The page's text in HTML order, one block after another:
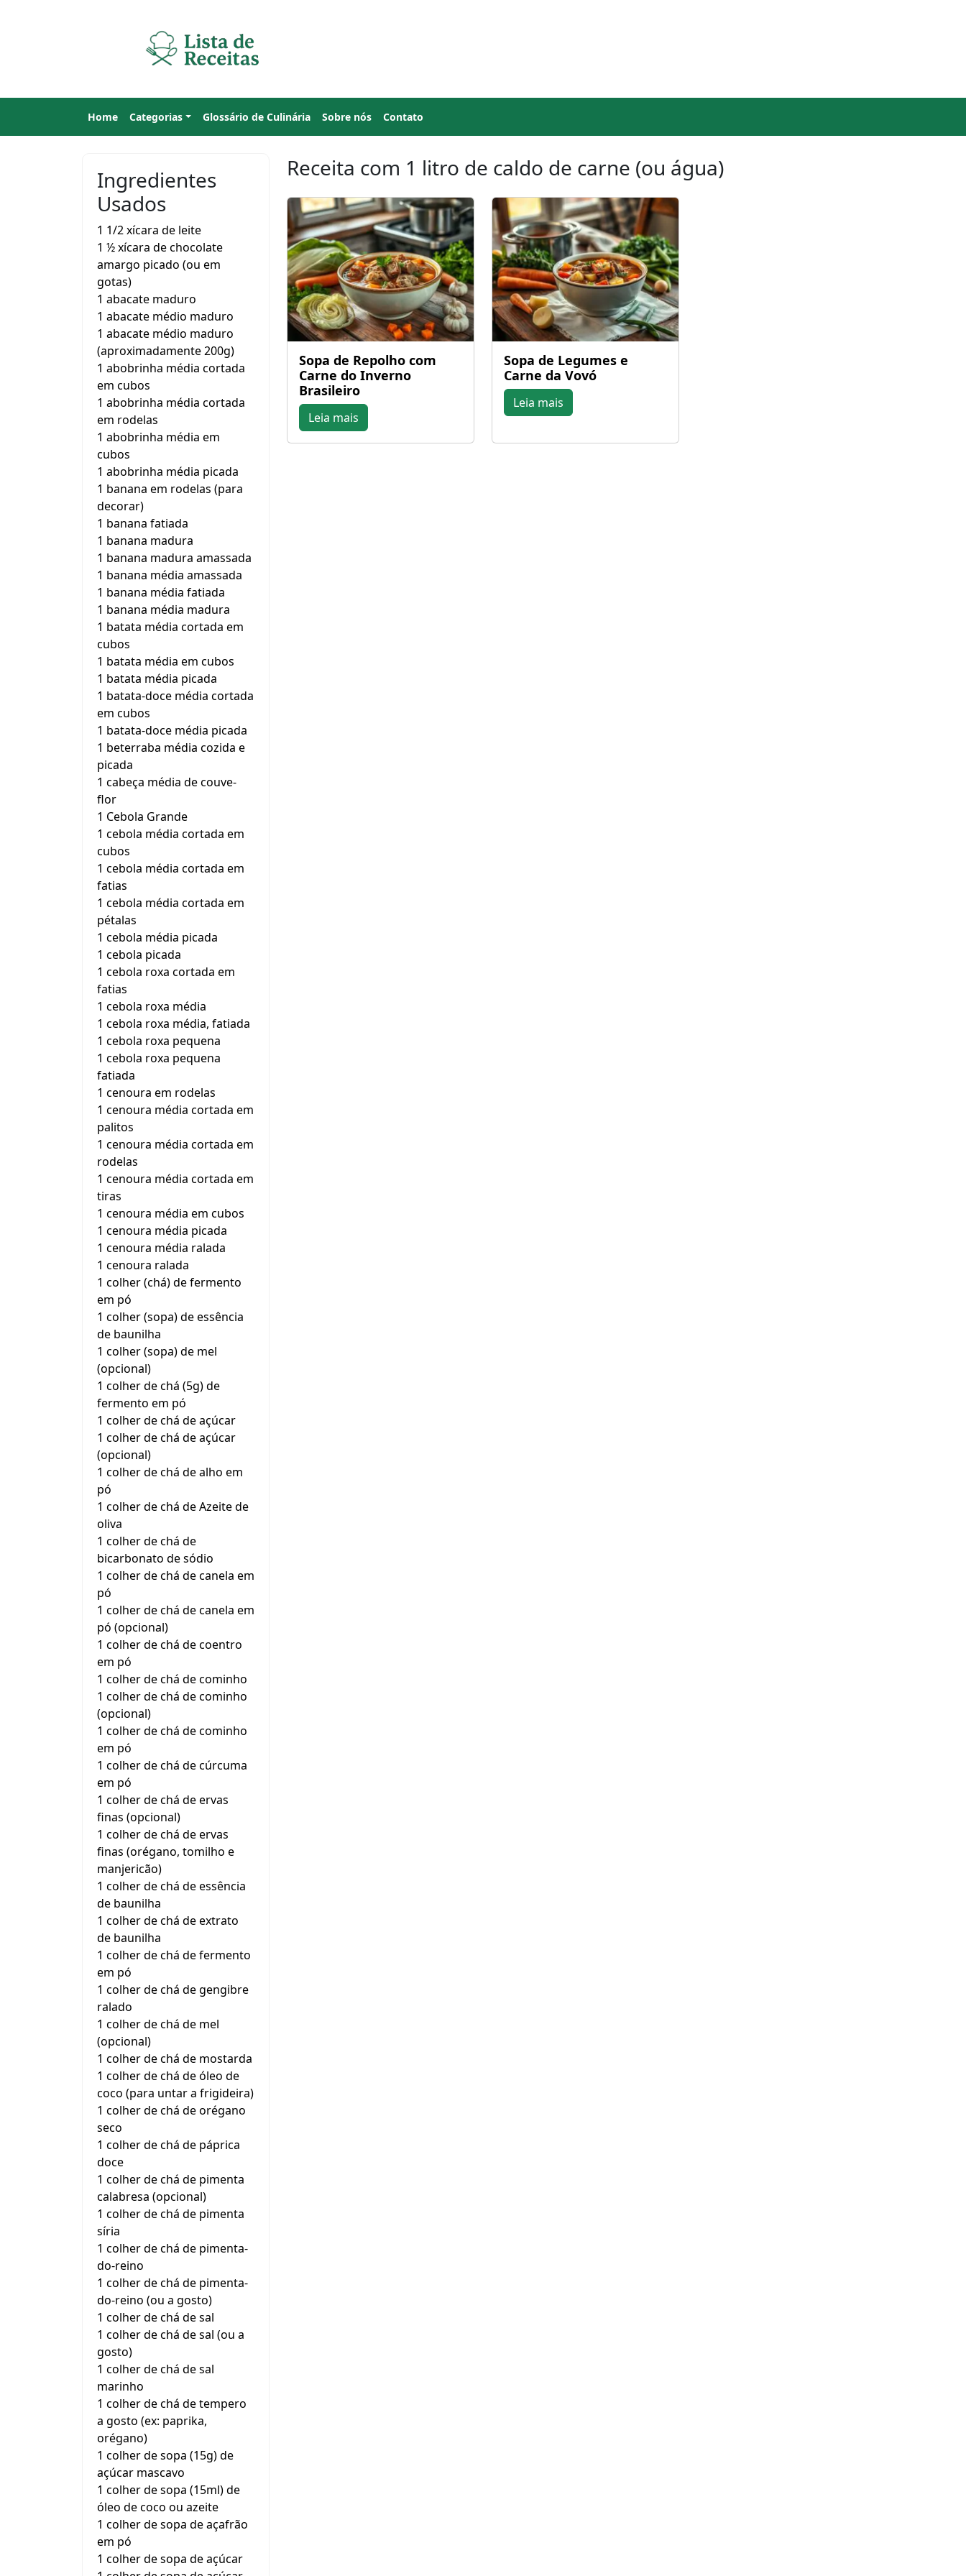
Home Categorias Glossário de Culinária Sobre nós Contato
Ingredientes
Usados
1 1/2 xícara de leite
1 ½ xícara de chocolate
amargo picado (ou em
gotas)
1 abacate maduro
1 abacate médio maduro
1 abacate médio maduro
(aproximadamente 200g)
1 abobrinha média cortada
em cubos
1 abobrinha média cortada
em rodelas
1 abobrinha média em
cubos
1 abobrinha média picada
1 banana em rodelas (para
decorar)
1 banana fatiada
1 banana madura
1 banana madura amassada
1 banana média amassada
1 banana média fatiada
1 banana média madura
1 batata média cortada em
cubos
1 batata média em cubos
1 batata média picada
1 batata-doce média cortada
em cubos
1 batata-doce média picada
1 beterraba média cozida e
picada
1 cabeça média de couve-
flor
1 Cebola Grande
1 cebola média cortada em
cubos
1 cebola média cortada em
fatias
1 cebola média cortada em
pétalas
1 cebola média picada
1 cebola picada
1 cebola roxa cortada em
fatias
1 cebola roxa média
1 cebola roxa média, fatiada
1 cebola roxa pequena
1 cebola roxa pequena
fatiada
1 cenoura em rodelas
1 cenoura média cortada em
palitos
1 cenoura média cortada em
rodelas
1 cenoura média cortada em
tiras
1 cenoura média em cubos
1 cenoura média picada
1 cenoura média ralada
1 cenoura ralada
1 colher (chá) de fermento
em pó
1 colher (sopa) de essência
de baunilha
1 colher (sopa) de mel
(opcional)
1 colher de chá (5g) de
fermento em pó
1 colher de chá de açúcar
1 colher de chá de açúcar
(opcional)
1 colher de chá de alho em
pó
1 colher de chá de Azeite de
oliva
1 colher de chá de
bicarbonato de sódio
1 colher de chá de canela em
pó
1 colher de chá de canela em
pó (opcional)
1 colher de chá de coentro
em pó
1 colher de chá de cominho
1 colher de chá de cominho
(opcional)
1 colher de chá de cominho
em pó
1 colher de chá de cúrcuma
em pó
1 colher de chá de ervas
finas (opcional)
1 colher de chá de ervas
finas (orégano, tomilho e
manjericão)
1 colher de chá de essência
de baunilha
1 colher de chá de extrato
de baunilha
1 colher de chá de fermento
em pó
1 colher de chá de gengibre
ralado
1 colher de chá de mel
(opcional)
1 colher de chá de mostarda
1 colher de chá de óleo de
coco (para untar a frigideira)
1 colher de chá de orégano
seco
1 colher de chá de páprica
doce
1 colher de chá de pimenta
calabresa (opcional)
1 colher de chá de pimenta
síria
1 colher de chá de pimenta-
do-reino
1 colher de chá de pimenta-
do-reino (ou a gosto)
1 colher de chá de sal
1 colher de chá de sal (ou a
gosto)
1 colher de chá de sal
marinho
1 colher de chá de tempero
a gosto (ex: paprika,
orégano)
1 colher de sopa (15g) de
açúcar mascavo
1 colher de sopa (15ml) de
óleo de coco ou azeite
1 colher de sopa de açafrão
em pó
1 colher de sopa de açúcar
Receita com 1 litro de caldo de carne (ou água)
Sopa de Repolho com
Carne do Inverno
Brasileiro
Leia mais
Sopa de Legumes e
Carne da Vovó
Leia mais